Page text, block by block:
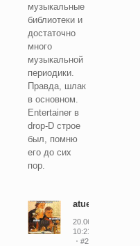
музыкальные
библиотеки и
достаточно
много
музыкальной
периодики.
Правда, шлак
в основном.
Entertainer в
drop-D строе
был, помню
его до сих
пор.
atues
20.06.2025
10:21
#28466330